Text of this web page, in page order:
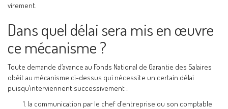
virement.
Dans quel délai sera mis en œuvre
ce mécanisme ?
Toute demande d’avance au Fonds National de Garantie des Salaires
obéit au mécanisme ci-dessus qui nécessite un certain délai
puisqu’interviennent successivement :
la communication par le chef d’entreprise ou son comptable